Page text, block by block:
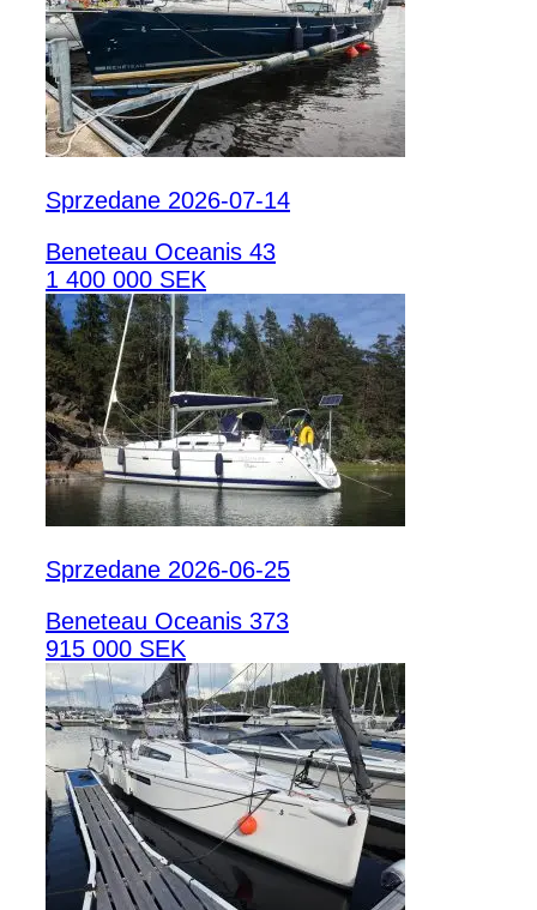
Sprzedane 2026-07-14
Beneteau Oceanis 43
1 400 000 SEK
Sprzedane 2026-06-25
Beneteau Oceanis 373
915 000 SEK